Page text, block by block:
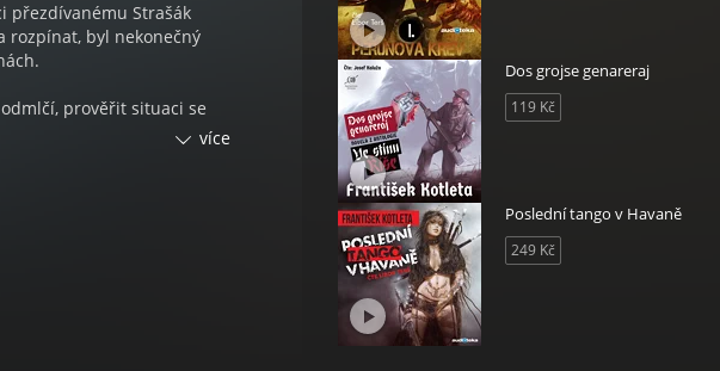
přezdívanému Strašák
rozpínat, byl nekonečný
prověřit situaci se
desátník Jan Jansen. Mají
a bez naděje na
se plní jedovatými
v gravitačním poli černé
Možná že černá díra
s jakou se lidstvo
více
Dos grojse genareraj
119 Kč
Poslední tango v Havaně
249 Kč